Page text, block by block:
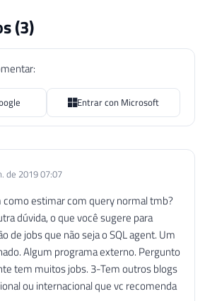
(3)
Entrar con Microsoft
de 2019 07:07
estimar com query normal tmb?
dúvida, o que você sugere para
de jobs que não seja o SQL agent. Um
Algum programa externo. Pergunto
tem muitos jobs. 3-Tem outros blogs
ou internacional que vc recomenda